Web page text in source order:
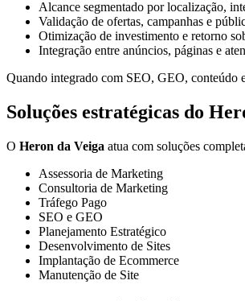
Alcance segmentado por localização,
Validação de ofertas, campanhas e
Otimização de investimento e retorno
Integração entre anúncios, páginas e
Quando integrado com SEO, GEO, conteúdo
Soluções estratégicas do
O Heron da Veiga atua com soluções
Assessoria de Marketing
Consultoria de Marketing
Tráfego Pago
SEO e GEO
Planejamento Estratégico
Desenvolvimento de Sites
Implantação de Ecommerce
Manutenção de Site